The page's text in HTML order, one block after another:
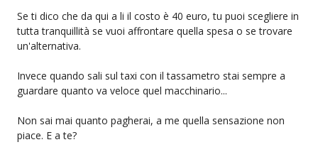
Se ti dico che da qui a li il costo è 40 euro, tu puoi scegliere in
tutta tranquillità se vuoi affrontare quella spesa o se trovare
un'alternativa.
Invece quando sali sul taxi con il tassametro stai sempre a
guardare quanto va veloce quel macchinario...
Non sai mai quanto pagherai, a me quella sensazione non
piace. E a te?